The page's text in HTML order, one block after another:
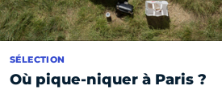
SÉLECTION
Où pique-niquer à Paris ?